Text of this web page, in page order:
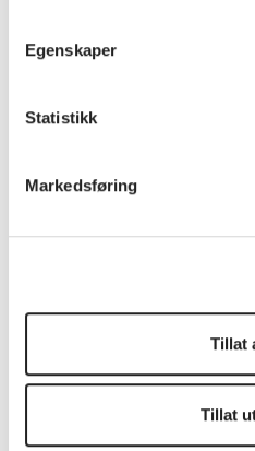
Egenskaper
Statistikk
Markedsføring
Tillat
Tillat
(alle foto: Ragna Marie